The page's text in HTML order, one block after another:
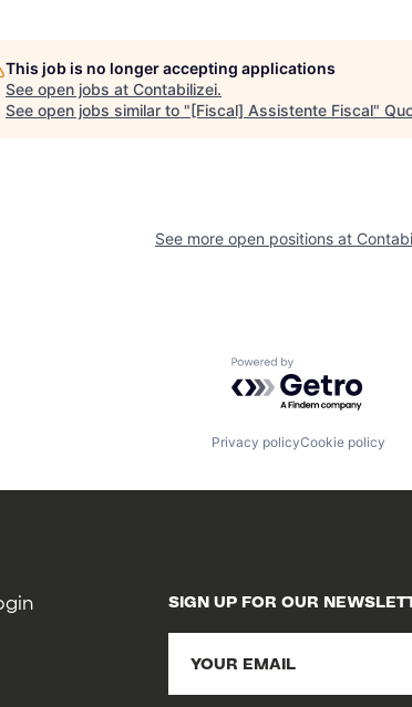
This job is no longer accepting applications
See open jobs at Contabilizei.
See open jobs similar to "[Fiscal] Assistente Fiscal"
See more open positions at
Powered by
Privacy policyCookie policy
SIGN UP FOR OUR